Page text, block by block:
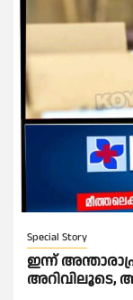
Special Story
ഇന്ന്
അറിവിലൂടെ,